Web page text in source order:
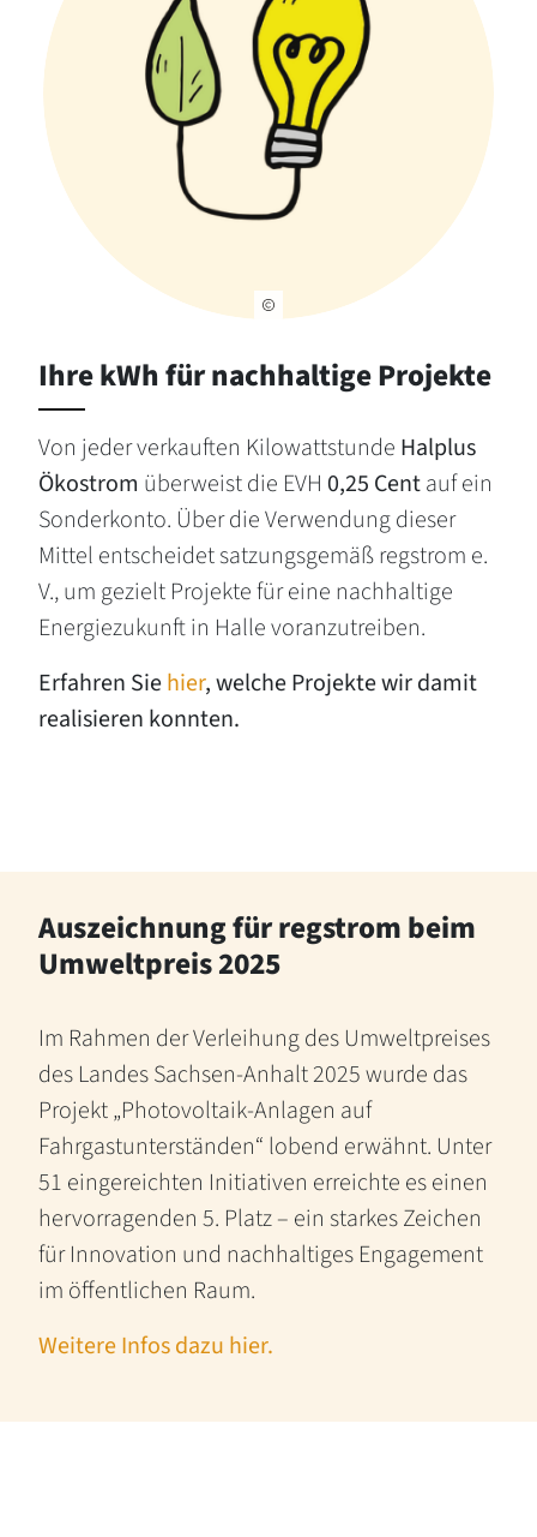
Ihre kWh für nachhaltige Projekte
Von jeder verkauften Kilowattstunde Halplus
Ökostrom überweist die EVH 0,25 Centauf ein
Sonderkonto. Über die Verwendung dieser
Mittel entscheidet satzungsgemäß regstrom e.
V., um gezielt Projekte für eine nachhaltige
Energiezukunft in Halle voranzutreiben.
Erfahren Siehier, welche Projekte wir damit
realisieren konnten.
Auszeichnung für regstrom beim
Umweltpreis 2025
Im Rahmen der Verleihung des Umweltpreises
des Landes Sachsen-Anhalt 2025 wurde das
Projekt „Photovoltaik-Anlagen auf
Fahrgastunterständen“ lobend erwähnt. Unter
51 eingereichten Initiativen erreichte es einen
hervorragenden 5. Platz – ein starkes Zeichen
für Innovation und nachhaltiges Engagement
im öffentlichen Raum.
Weitere Infos dazu hier.